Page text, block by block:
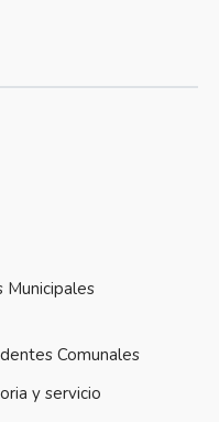
Municipales
Comunales
y servicio